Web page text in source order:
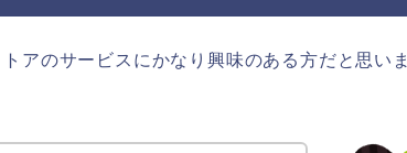
アのサービスにかなり興味のある方だと思いま